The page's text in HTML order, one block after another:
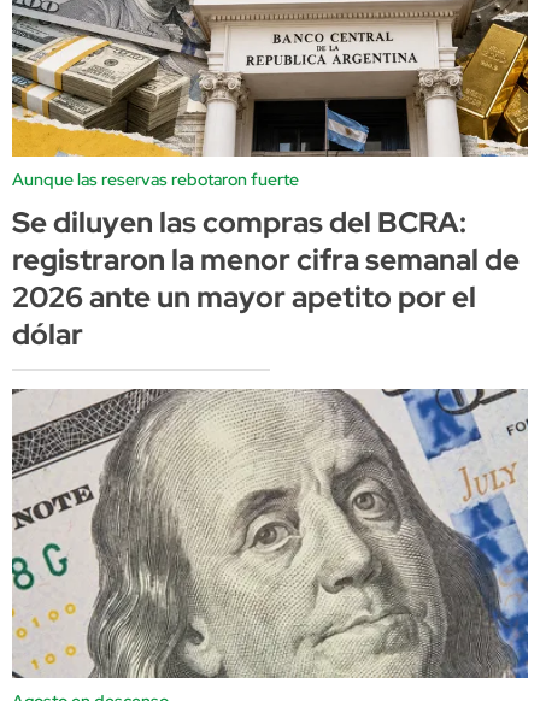
Aunque las reservas rebotaron fuerte
Se diluyen las compras del BCRA:
registraron la menor cifra semanal de
2026 ante un mayor apetito por el
dólar